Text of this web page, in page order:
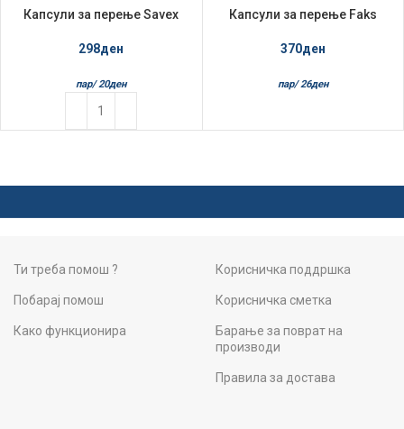
Капсули за перење Savex
298ден
пар/ 20ден
Капсули за перење Faks
370ден
пар/ 26ден
Ти треба помош ?
Побарај помош
Како функционира
Корисничка поддршка
Корисничка сметка
Барање за поврат на
производи
Правила за достава